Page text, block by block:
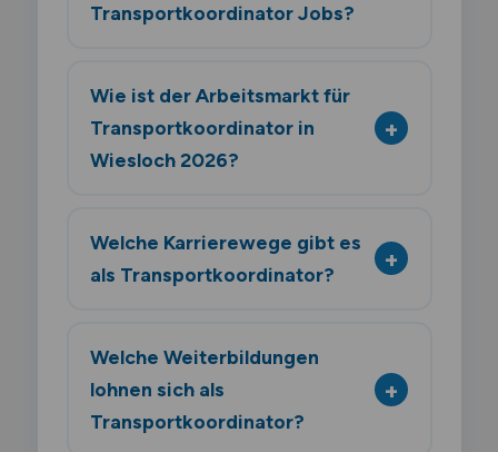
Transportkoordinator Jobs?
Wie ist der Arbeitsmarkt für
Transportkoordinator in
Wiesloch 2026?
Welche Karrierewege gibt es
als Transportkoordinator?
Welche Weiterbildungen
lohnen sich als
Transportkoordinator?